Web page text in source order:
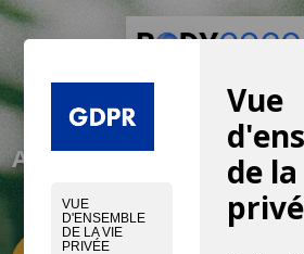
VUE
D'ENSEMBLE
DE LA VIE
PRIVÉE
Vue
de
VIVEZ UNE
AVEC NOS PRODUITS,
SERVICES